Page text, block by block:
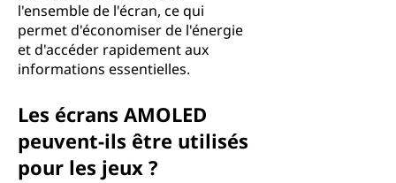
l'ensemble de l'écran, ce qui
permet d'économiser de l'énergie
et d'accéder rapidement aux
informations essentielles.
Les écrans AMOLED
peuvent-ils être utilisés
pour les jeux ?